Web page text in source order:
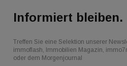
Informiert bleiben.
Treffen Sie eine Selektion unserer
immoflash, Immobilien Magazin,
oder dem Morgenjournal